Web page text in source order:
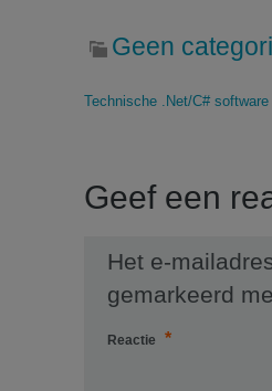
Geen
Technische .Net/C#
Geef een
Het e-
gemarkeerd
Reactie *